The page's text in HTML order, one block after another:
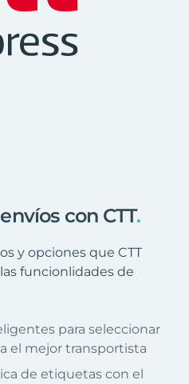
con CTT.
y opciones que CTT
funcionlidades de
para seleccionar
el mejor transportista
de etiquetas con el